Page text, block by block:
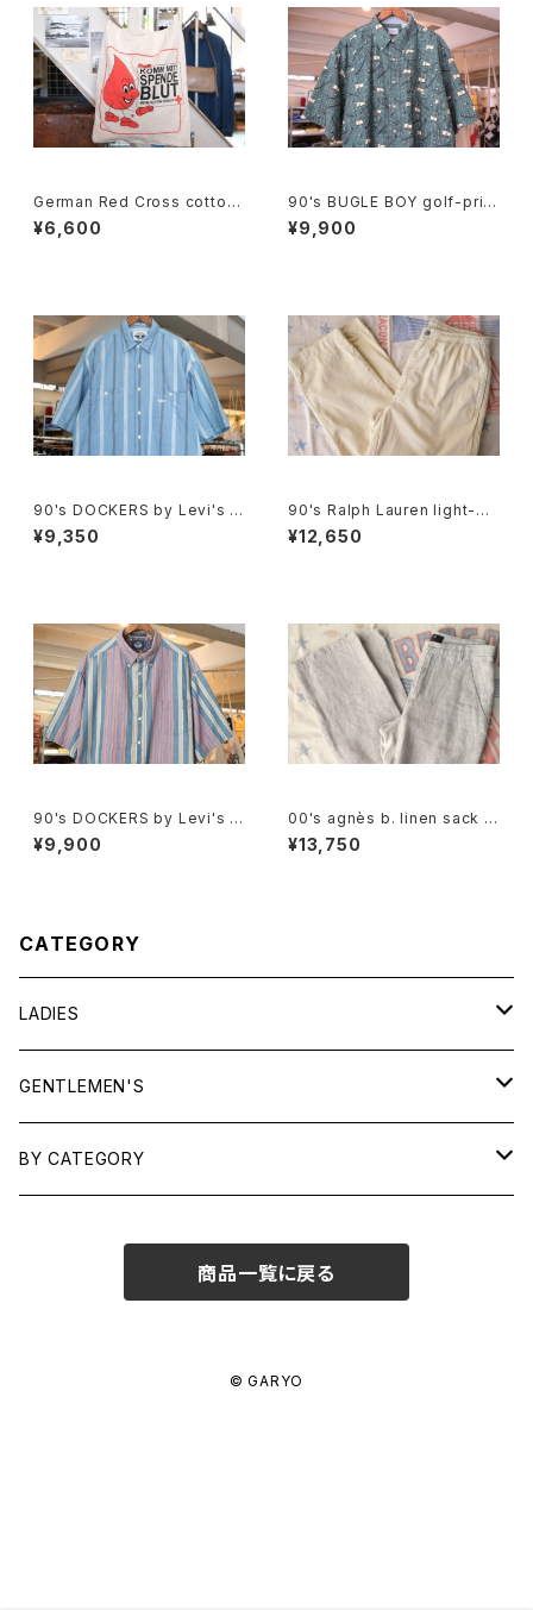
German Red Cross cotton
promotional shoulder Bag
¥6,600
90's BUGLE BOY golf-print
cotton Shirt
¥9,900
90's DOCKERS by Levi's m
ulti-stripe chambray Shirt
¥9,350
90's Ralph Lauren light-be
ige cotton easy Pants
¥12,650
90's DOCKERS by Levi's m
ulti-stripe and botanical S
hirt
¥9,900
00's agnès b. linen sack st
raight leg Pants
¥13,750
CATEGORY
LADIES
TOPS
SHIRTS
OUTERWEAR
GENTLEMEN'S
TOPS
BY CATEGORY
商品一覧に戻る
© GARYO